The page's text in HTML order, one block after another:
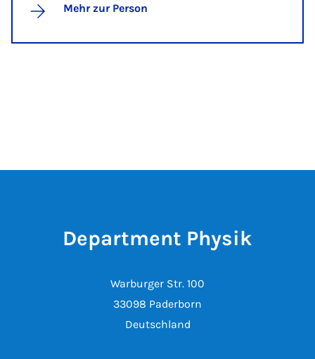
Mehr zur Person
Department Physik
Warburger Str. 100
33098 Paderborn
Deutschland